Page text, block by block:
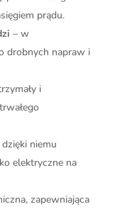
prądu.
– w
drobnych napraw i
i
niemu
elektryczne na
zapewniająca